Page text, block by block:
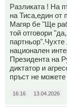
Разликата ! На
на Тиса,един от
Магяр бе "Ще
той отговори
национален
Президента на
диктатор и
пръст не
16:16 13.04.2026